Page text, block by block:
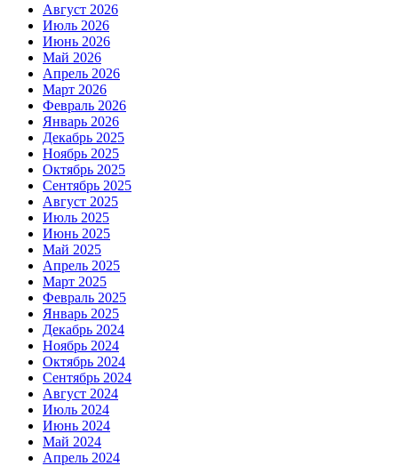
Август 2026
Июль 2026
Июнь 2026
Май 2026
Апрель 2026
Март 2026
Февраль 2026
Январь 2026
Декабрь 2025
Ноябрь 2025
Октябрь 2025
Сентябрь 2025
Август 2025
Июль 2025
Июнь 2025
Май 2025
Апрель 2025
Март 2025
Февраль 2025
Январь 2025
Декабрь 2024
Ноябрь 2024
Октябрь 2024
Сентябрь 2024
Август 2024
Июль 2024
Июнь 2024
Май 2024
Апрель 2024